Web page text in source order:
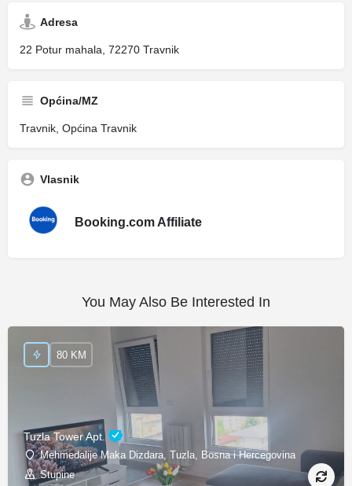
Adresa
22 Potur mahala, 72270 Travnik
Općina/MZ
Travnik, Općina Travnik
Vlasnik
Booking.com Affiliate
You May Also Be Interested In
Tuzla Tower Apt.
Mehmedalije Maka Dizdara, Tuzla, Bosna i Hercegovina
Stupine
80 KM